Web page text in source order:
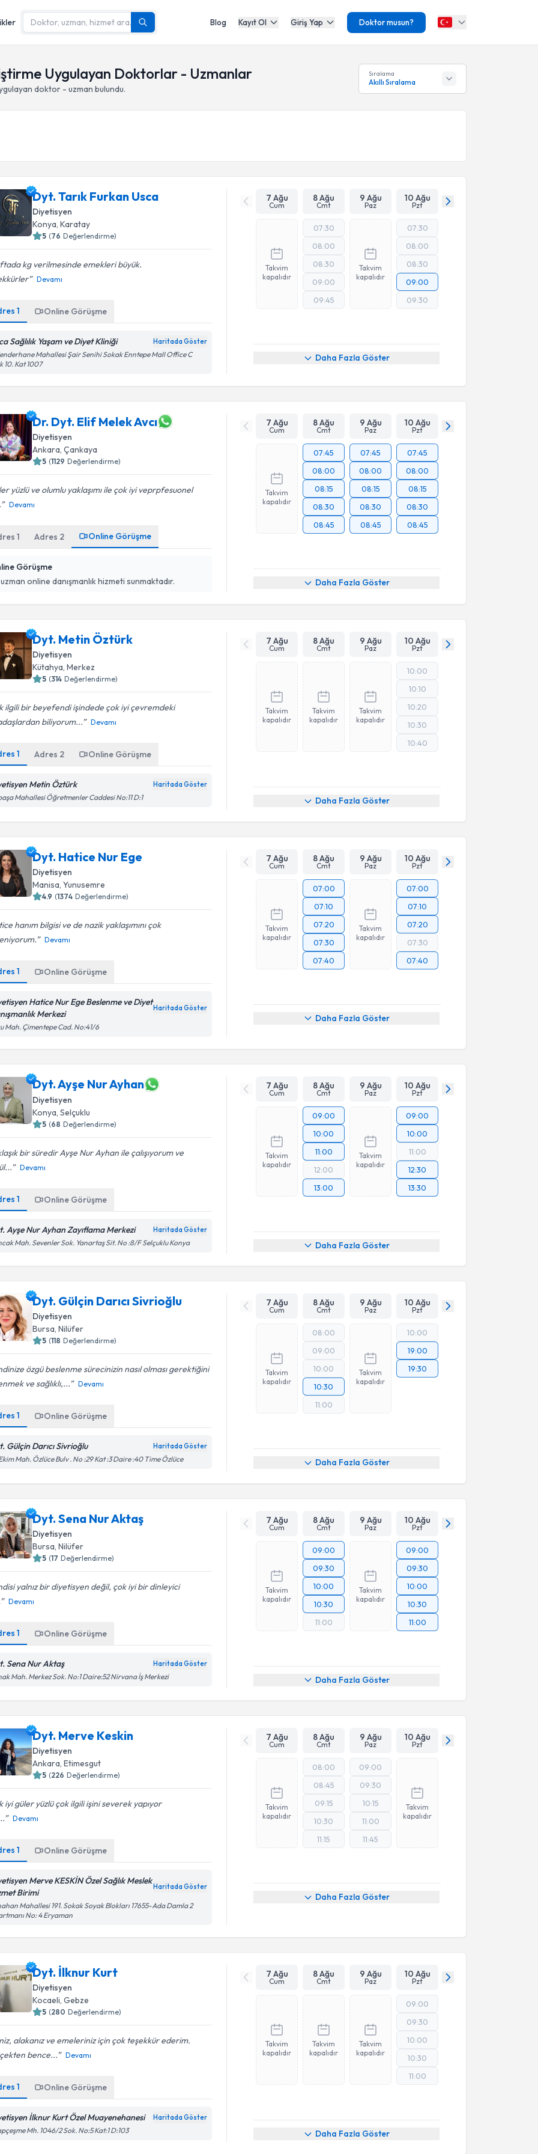
Blog Kayıt Ol Giriş Yap Doktor musun?
Uygulayan Doktorlar - Uzmanlar
doktor - uzman bulundu.
Sıralama
Akıllı Sıralama
Dyt. Tarık Furkan Usca
Diyetisyen
Konya,Karatay
5 (76 Değerlendirme)
kg verilmesinde emekleri büyük.
Devamı
1 Online Görüşme
Sağlılık Yaşam ve Diyet Kliniği Haritada Göster
Mahallesi Şair Senihi Sokak Enntepe Mall Office C
10. Kat 1007
7 Ağu
Cum
8 Ağu
Cmt
9 Ağu
Paz
10 Ağu
Pzt
Takvim
kapalıdır
07:30
08:00
08:30
09:00
09:45
Takvim
kapalıdır
07:30
08:00
08:30
09:00
09:30
Daha Fazla Göster
Dr. Dyt. Elif Melek Avcı
Diyetisyen
Ankara,Çankaya
5 (1129 Değerlendirme)
yüzlü ve olumlu yaklaşımı ile çok iyi veprpfesuonel
Devamı
1 Adres 2 Online Görüşme
Görüşme
online danışmanlık hizmeti sunmaktadır.
7 Ağu
Cum
8 Ağu
Cmt
9 Ağu
Paz
10 Ağu
Pzt
Takvim
kapalıdır
07:45
08:00
08:15
08:30
08:45
07:45
08:00
08:15
08:30
08:45
07:45
08:00
08:15
08:30
08:45
Daha Fazla Göster
Dyt. Metin Öztürk
Diyetisyen
Kütahya,Merkez
5 (314 Değerlendirme)
ilgili bir beyefendi işindede çok iyi çevremdeki
biliyorum...
Devamı
1 Adres 2 Online Görüşme
Metin Öztürk Haritada Göster
Mahallesi Öğretmenler Caddesi No:11 D:1
7 Ağu
Cum
8 Ağu
Cmt
9 Ağu
Paz
10 Ağu
Pzt
Takvim
kapalıdır
Takvim
kapalıdır
Takvim
kapalıdır
10:00
10:10
10:20
10:30
10:40
Daha Fazla Göster
Dyt. Hatice Nur Ege
Diyetisyen
Manisa ,Yunusemre
4.9 (1374 Değerlendirme)
hanım bilgisi ve de nazik yaklaşımını çok
Devamı
1 Online Görüşme
Hatice Nur Ege Beslenme ve Diyet
Merkezi
Haritada Göster
Mah. Çimentepe Cad. No:41/6
7 Ağu
Cum
8 Ağu
Cmt
9 Ağu
Paz
10 Ağu
Pzt
Takvim
kapalıdır
07:00
07:10
07:20
07:30
07:40
Takvim
kapalıdır
07:00
07:10
07:20
07:30
07:40
Daha Fazla Göster
Dyt. Ayşe Nur Ayhan
Diyetisyen
Konya ,Selçuklu
5 (68 Değerlendirme)
bir süredir Ayşe Nur Ayhan ile çalışıyorum ve
Devamı
1 Online Görüşme
Ayşe Nur Ayhan Zayıflama Merkezi Haritada Göster
Mah. Sevenler Sok. Yanartaş Sit. No :8/F Selçuklu Konya
7 Ağu
Cum
8 Ağu
Cmt
9 Ağu
Paz
10 Ağu
Pzt
Takvim
kapalıdır
09:00
10:00
11:00
12:00
13:00
Takvim
kapalıdır
09:00
10:00
11:00
12:30
13:30
Daha Fazla Göster
Dyt. Gülçin Darıcı Sivrioğlu
Diyetisyen
Bursa,Nilüfer
5 (118 Değerlendirme)
özgü beslenme sürecinizin nasıl olması gerektiğini
ve sağlıklı,...
Devamı
1 Online Görüşme
Gülçin Darıcı Sivrioğlu Haritada Göster
Mah. Özlüce Bulv . No :29 Kat :3 Daire :40 Time Özlüce
7 Ağu
Cum
8 Ağu
Cmt
9 Ağu
Paz
10 Ağu
Pzt
Takvim
kapalıdır
08:00
09:00
10:00
10:30
11:00
Takvim
kapalıdır
10:00
19:00
19:30
Daha Fazla Göster
Dyt. Sena Nur Aktaş
Diyetisyen
Bursa ,Nilüfer
5 (17 Değerlendirme)
yalnız bir diyetisyen değil, çok iyi bir dinleyici
Devamı
1 Online Görüşme
Sena Nur Aktaş Haritada Göster
Mah. Merkez Sok. No:1 Daire:52 Nirvana İş Merkezi
7 Ağu
Cum
8 Ağu
Cmt
9 Ağu
Paz
10 Ağu
Pzt
Takvim
kapalıdır
09:00
09:30
10:00
10:30
11:00
Takvim
kapalıdır
09:00
09:30
10:00
10:30
11:00
Daha Fazla Göster
Dyt. Merve Keskin
Diyetisyen
Ankara,Etimesgut
5 (226 Değerlendirme)
iyi güler yüzlü çok ilgili işini severek yapıyor
Devamı
1 Online Görüşme
Merve KESKİN Özel Sağlık Meslek
Birimi
Haritada Göster
Mahallesi 191. Sokak Soyak Blokları 17655-Ada Damla 2
No: 4 Eryaman
7 Ağu
Cum
8 Ağu
Cmt
9 Ağu
Paz
10 Ağu
Pzt
Takvim
kapalıdır
08:00
08:45
09:15
10:30
11:15
09:00
09:30
10:15
11:00
11:45
Takvim
kapalıdır
Daha Fazla Göster
Dyt. İlknur Kurt
Diyetisyen
Kocaeli,Gebze
5 (280 Değerlendirme)
alakanız ve emeleriniz için çok teşekkür ederim.
bence...
Devamı
1 Online Görüşme
İlknur Kurt Özel Muayenehanesi Haritada Göster
Mh. 1046/2 Sok. No:5 Kat:1 D:103
7 Ağu
Cum
8 Ağu
Cmt
9 Ağu
Paz
10 Ağu
Pzt
Takvim
kapalıdır
Takvim
kapalıdır
Takvim
kapalıdır
09:00
09:30
10:00
10:30
11:00
Daha Fazla Göster